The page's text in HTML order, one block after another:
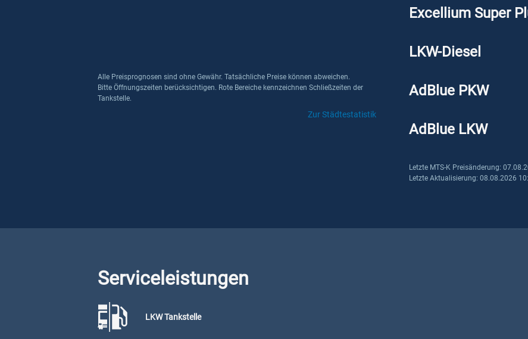
Excellium Super
LKW-Diesel
AdBlue PKW
AdBlue LKW
Letzte MTS-K Preisänderung:
Letzte Aktualisierung: 08.08.2026
Alle Preisprognosen sind ohne Gewähr. Tatsächliche Preise können abweichen.
Bitte Öffnungszeiten berücksichtigen. Rote Bereiche kennzeichnen Schließzeiten der
Tankstelle.
Zur Städtestatistik
Serviceleistungen
LKW Tankstelle